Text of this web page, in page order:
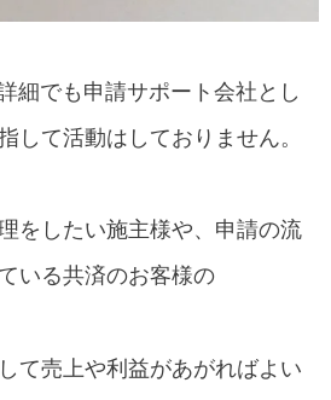
慣への福利厚生
福利厚生
償はたくさんあります
細でも申請サポート会社とし
して活動はしておりません。
をしたい施主様や、申請の流
いる共済のお客様の
て売上や利益があがればよい